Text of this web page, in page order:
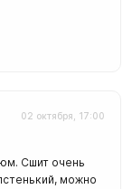
02 октября, 17:00
Сшит очень
можно